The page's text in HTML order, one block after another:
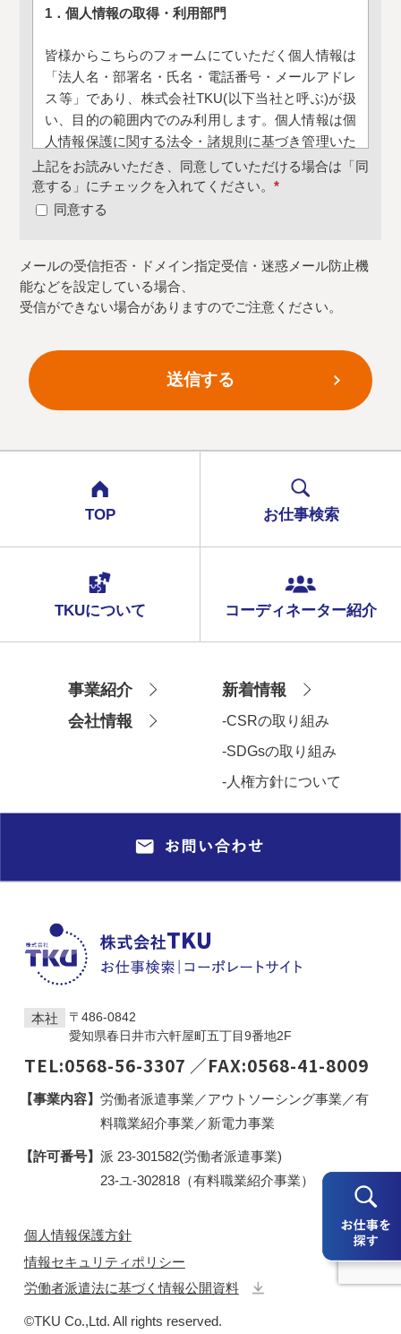
1．個人情報の取得・利用部門
皆様からこちらのフォームにていただく個人情報は
「法人名・部署名・氏名・電話番号・メールアドレ
ス等」であり、株式会社TKU(以下当社と呼ぶ)が扱
い、目的の範囲内でのみ利用します。個人情報は個
人情報保護に関する法令・諸規則に基づき管理いた
します。個人情報への不正アクセスまたは紛失、破
壊、改ざん、漏洩などのリスクに対して、技術的に
必要な安全対策を継続的に講ずるよう努めていま
す。
2．利用目的
3．個人情報の第三者提供について
ることなく利用することがあります。
a)法令に基づく場合
c)公衆衛生の向上又は児童の健全な育成の推進のた
ることが困難であるとき
けた者が法令の定める事務を遂行することに対して
協力する必要がある場合であって、本人の同意を得
ることによって当該事務の遂行に支障を及ぼすおそ
が一定の水準に達していると認めた情報処理業者な
5．個人情報の開示請求・訂正・削除・利用停止等
の問い合わせについて
当社が保有するご本人様の個人情報について開示請
求・訂正・削除・個人情報の委託等の利用停止を希
様からの請求であることが確認できた場合、すみや
かに開示・訂正・削除・利用の停止をいたします。
【管理者及び連絡先】
個人情報お問合せ窓口 Tel : 0568-56-3307
個人情報取扱責任者宛
ご自身の個人情報について当社に提供することにつ
いては任意です。ただし、個人情報を与えなかった
場合、当社は前途の利用目的を遂行することができ
上記をお読みいただき、同意していただける場合は「同
意する」にチェックを入れてください。 *
同意する
メールの受信拒否・ドメイン指定受信・迷惑メール防止機
能などを設定している場合、
受信ができない場合がありますのでご注意ください。
TOP お仕事検索
TKUについて コーディネーター紹介
事業紹介
新着情報
会社情報
-CSRの取り組み
-SDGsの取り組み
-人権方針について
本社
〒486-0842
愛知県春日井市六軒屋町五丁目9番地2F
TEL:0568-56-3307 ／FAX:0568-41-8009
【事業内容】労働者派遣事業／アウトソーシング事業／有
料職業紹介事業／新電⼒事業
【許可番号】派 23-301582(労働者派遣事業)
23-ユ-302818（有料職業紹介事業）
個人情報保護方針
情報セキュリティポリシー
労働者派遣法に基づく情報公開資料
©TKU Co.,Ltd. All rights reserved.